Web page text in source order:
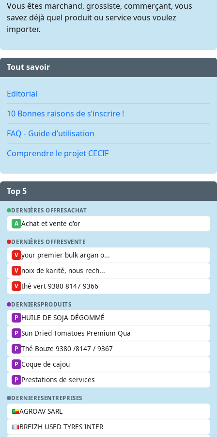
Vous êtes marchand, grossiste, commerçant, vous
savez déjà quel produit ou service vous voulez
importer.
Tout savoir
Editorial
10 Bonnes raisons de s’inscrire !
FAQ - Guide d’utilisation
Comprendre le projet CECIF
Top 5
DERNIÈRES OFFRESACHAT
A Achat et vente d'or
DERNIÈRES OFFRESVENTE
V your premier bulk argan o...
V noix de karité, nous rech...
V thé vert 9380 8147 9366
DERNIERSPRODUITS
P HUILE DE SOJA DÉGOMMÉ
P Sun Dried Tomatoes Premium Qua
P Thé Bouze 9380 /8147 / 9367
P Coque de cajou
P Prestations de services
DERNIERESENTREPRISES
AGROAV SARL
BREIZH USED TYRES INTER